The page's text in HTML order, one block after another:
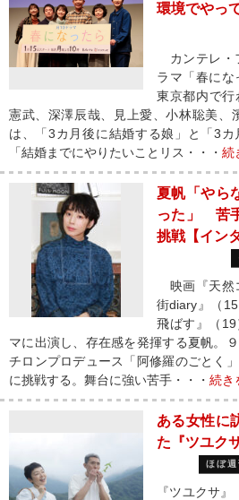
環境でやっ
カンテレ・
ラマ「春にな
東京都内で行
憲武、深澤辰哉、見上愛、小林聡美
は、「3カ月後に結婚する娘」と「3
「結婚までにやりたいことリス・・・ 続
夏帆「やら
った」 苦
挑戦【イン
映画『天然
街diary』（
飛ばす』（
マに出演し、存在感を発揮する夏帆。
チロンプロデュース「阿修羅のごとく
に挑戦する。舞台に強い苦手・・・ 続き
ある女性に
た『ツユク
ほぼ
『ツユクサ